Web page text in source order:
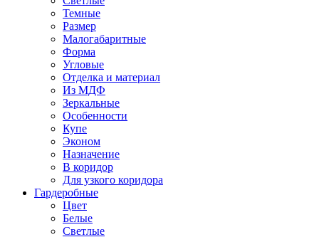
Темные
Размер
Малогабаритные
Форма
Угловые
Отделка и материал
Из МДФ
Зеркальные
Особенности
Купе
Эконом
Назначение
В коридор
Для узкого коридора
Гардеробные
Цвет
Белые
Светлые